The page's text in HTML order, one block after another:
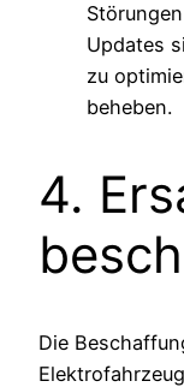
Updates
zu
beheben.
4.
Die